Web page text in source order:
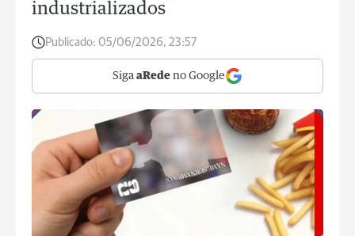
industrializados
Publicado: 05/06/2026, 23:57
Siga aRede no Google